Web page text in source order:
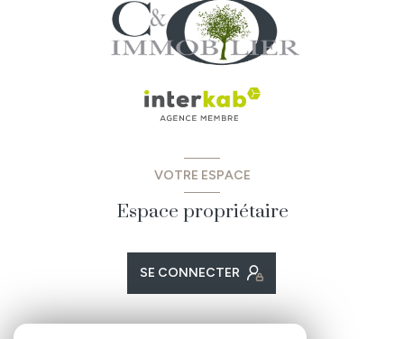
VOTRE ESPACE
Espace propriétaire
SE CONNECTER